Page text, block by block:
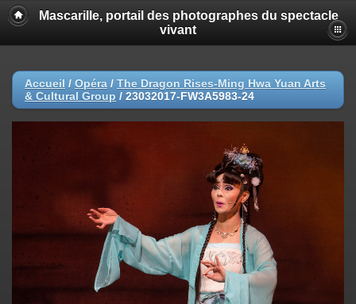
Mascarille, portail des photographes du spectacle
vivant
Accueil / Opéra / The Dragon Rises-Ming Hwa Yuan Arts
& Cultural Group / 23032017-FW3A5983-24